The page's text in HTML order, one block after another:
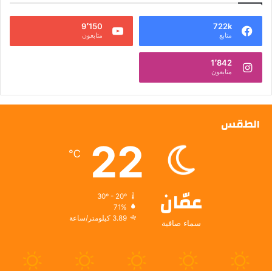
722k
متابع
9٬150
متابعون
1٬842
متابعون
الطقس
عمّان
سماء صافية
22
℃
30º - 20º
71%
3.89 كيلومتر/ساعة